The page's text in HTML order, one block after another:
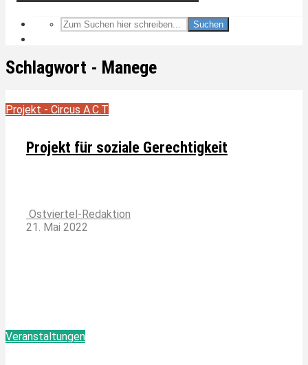
Suchen
Schlagwort - Manege
Projekt - Circus A.C.T
Projekt für soziale Gerechtigkeit
Ostviertel-Redaktion
21. Mai 2022
Veranstaltungen